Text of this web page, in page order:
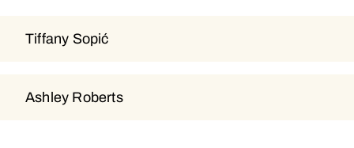
Tiffany Sopić
Ashley Roberts
Tiffany Sopić
Ashley Roberts